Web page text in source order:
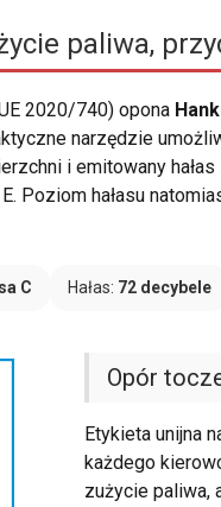
paliwa,
2020/740) opona
narzędzie
i emitowany
Poziom hałasu
C Hałas: 72 decybele
Opór
Etykieta unijna
każdego
zużycie paliwa,